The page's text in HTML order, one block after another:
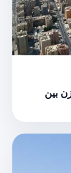
بين